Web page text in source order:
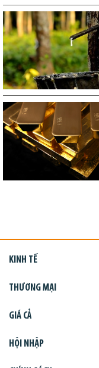
KINH TẾ
THƯƠNG MẠI
GIÁ CẢ
HỘI NHẬP